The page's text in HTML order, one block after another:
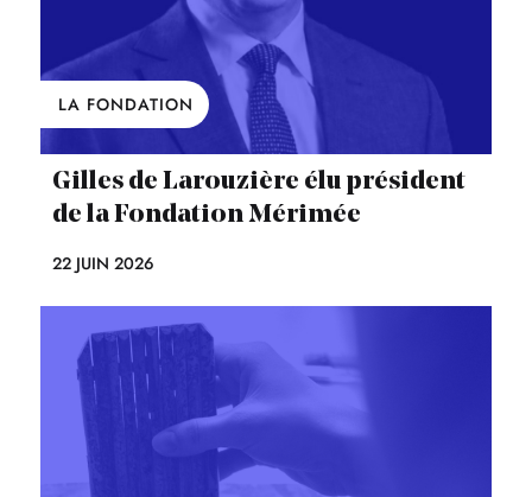
LA FONDATION
Gilles de Larouzière élu président
de la Fondation Mérimée
22 JUIN 2026